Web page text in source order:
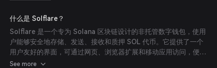
什么是 Solflare？
Solflare 是一个专为 Solana 区块链设计的非托管数字钱包，使用
户能够安全地存储、发送、接收和质押 SOL 代币。它提供了一个
用户友好的界面，可通过网页、浏览器扩展和移动应用访问，便于
与 Solana 的去中心化应用（dApps）无缝互动。
See more